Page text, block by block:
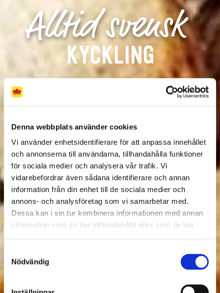
Denna webbplats använder cookies
Vi använder enhetsidentifierare för att anpassa innehållet
och annonserna till användarna, tillhandahålla funktioner
för sociala medier och analysera vår trafik. Vi
vidarebefordrar även sådana identifierare och annan
information från din enhet till de sociala medier och
annons- och analysföretag som vi samarbetar med.
Dessa kan i sin tur kombinera informationen med annan
information som du har tillhandahållit eller som de har
Nödvändig
Alltid svensk
KYCKLING